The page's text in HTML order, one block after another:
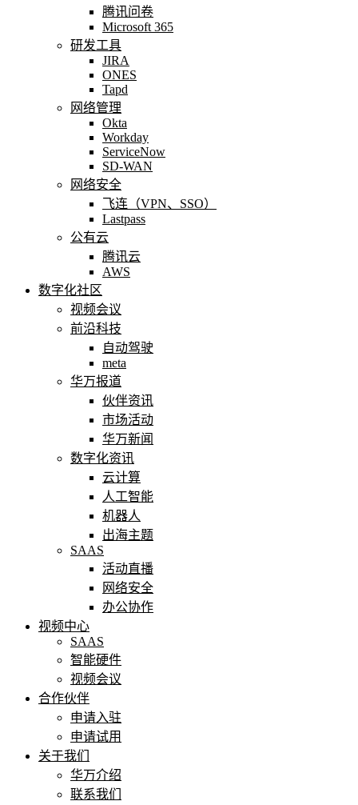
腾讯问卷
Microsoft 365
研发工具
JIRA
ONES
Tapd
网络管理
Okta
Workday
ServiceNow
SD-WAN
网络安全
飞连（VPN、SSO）
Lastpass
公有云
腾讯云
AWS
数字化社区
视频会议
前沿科技
自动驾驶
meta
华万报道
伙伴资讯
市场活动
华万新闻
数字化资讯
云计算
人工智能
机器人
出海主题
SAAS
活动直播
网络安全
办公协作
视频中心
SAAS
智能硬件
视频会议
合作伙伴
申请入驻
申请试用
关于我们
华万介绍
联系我们